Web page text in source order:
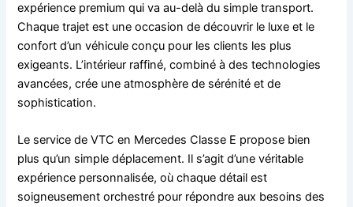
expérience premium qui va au-delà du simple transport.
Chaque trajet est une occasion de découvrir le luxe et le
confort d’un véhicule conçu pour les clients les plus
exigeants. L’intérieur raffiné, combiné à des technologies
avancées, crée une atmosphère de sérénité et de
sophistication.
Le service de VTC en Mercedes Classe E propose bien
plus qu’un simple déplacement. Il s’agit d’une véritable
expérience personnalisée, où chaque détail est
soigneusement orchestré pour répondre aux besoins des